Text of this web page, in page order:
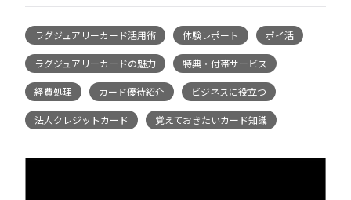
ラグジュアリーカード活用術 体験レポート ポイ活
ラグジュアリーカードの魅力 特典・付帯サービス
経費処理 カード優待紹介 ビジネスに役立つ
法人クレジットカード 覚えておきたいカード知識